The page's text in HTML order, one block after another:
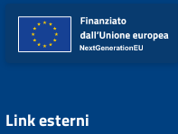
Link esterni